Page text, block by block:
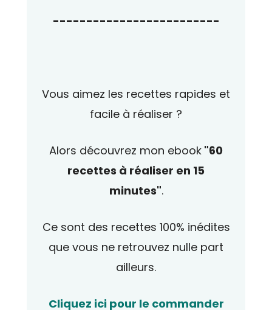
-------------------------
Vous aimez les recettes rapides et
facile à réaliser ?
Alors découvrez mon ebook "60
recettes à réaliser en 15
minutes".
Ce sont des recettes 100% inédites
que vous ne retrouvez nulle part
ailleurs.
Cliquez ici pour le commander